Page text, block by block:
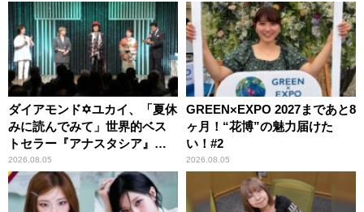
ダイアモンド✡ユカイ、「夏休
みに読んでみて」世界的ベス
トセラー『アナスタシア』を
紹介
2026.08.05
GREEN×EXPO 2027まであと8
ヶ月！“花博”の魅力届けた
い！#2
2026.08.05